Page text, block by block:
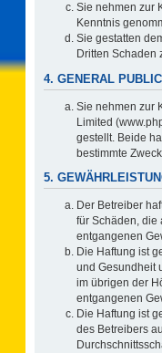
Sie nehmen zur
Kenntnis
Sie gestatten
Dritten Schaden
4. GENERAL
Sie nehmen zur
Limited
gestellt. Beide
bestimmte
5.
Der Betreiber
für Schäden, die
entgangenen
Die Haftung ist
und Gesundheit
im übrigen der
entgangenen
Die Haftung ist
des Betreibers